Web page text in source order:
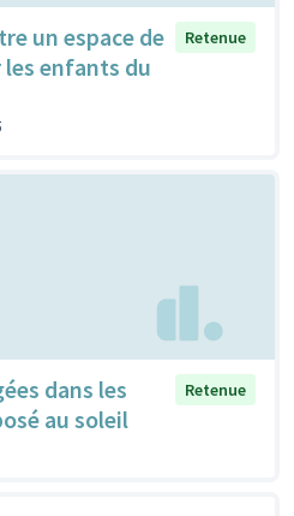
un espace de
enfants du
Retenue
dans les
au soleil
Retenue